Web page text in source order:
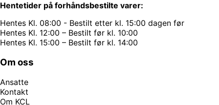
Hentetider på forhåndsbestilte varer:
Hentes Kl. 08:00 - Bestilt etter kl. 15:00 dagen før
Hentes Kl. 12:00 – Bestilt før kl. 10:00
Hentes Kl. 15:00 – Bestilt før kl. 14:00
Om oss
Ansatte
Kontakt
Om KCL